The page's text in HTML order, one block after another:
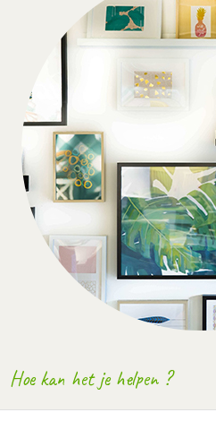
Hoe kan het je helpen ?